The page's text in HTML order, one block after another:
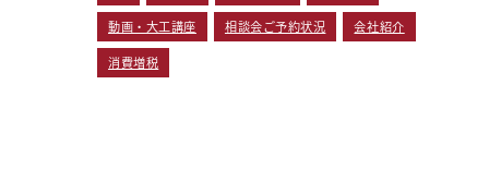
動画・大工講座 相談会ご予約状況 会社紹介
消費増税